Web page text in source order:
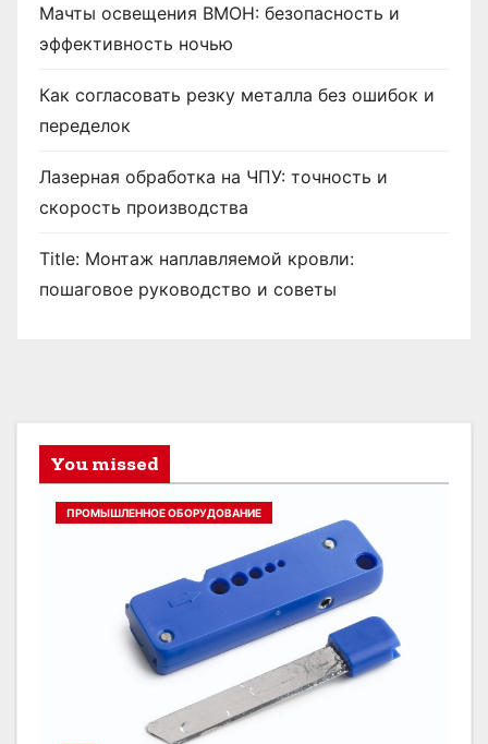
Мачты освещения ВМОН: безопасность и
эффективность ночью
Как согласовать резку металла без ошибок и
переделок
Лазерная обработка на ЧПУ: точность и
скорость производства
Title: Монтаж наплавляемой кровли:
пошаговое руководство и советы
You missed
ПРОМЫШЛЕННОЕ ОБОРУДОВАНИЕ